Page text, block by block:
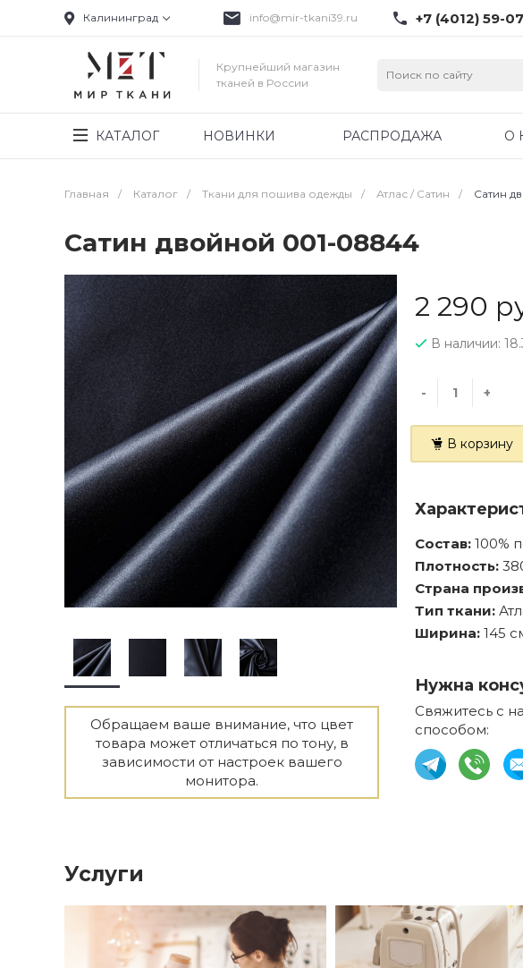
Калининград info@mir-tkani39.ru +7 (4012) 59-
Крупнейший магазин
тканей в России
КАТАЛОГ НОВИНКИ РАСПРОДАЖА О
Главная / Каталог / Ткани для пошива одежды / Атлас / Cатин / Сатин
Сатин двойной 001-08844
Обращаем ваше внимание, что цвет
товара может отличаться по тону, в
зависимости от настроек вашего
монитора.
2 290
В наличии:
- +
В корзину
Состав: 100%
Плотность:
Страна
Тип ткани:
Ширина: 145
Нужна
Свяжитесь с
способом:
Услуги